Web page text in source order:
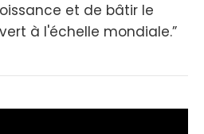
et de bâtir le
à l'échelle mondiale.”